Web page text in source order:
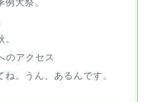
大祭。
のアクセス
ね。うん、あるんです。